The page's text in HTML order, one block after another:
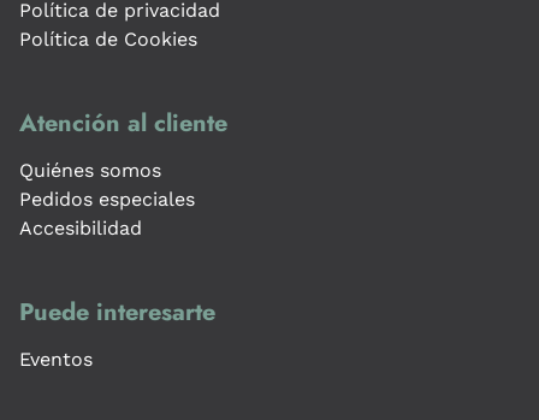
Política de privacidad
Política de Cookies
Atención al cliente
Quiénes somos
Pedidos especiales
Accesibilidad
Puede interesarte
Eventos